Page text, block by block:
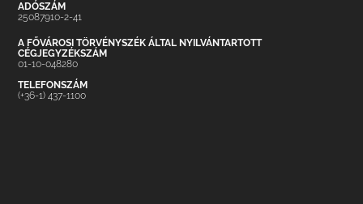
ADÓSZÁM
25087910-2-41
A FŐVÁROSI TÖRVÉNYSZÉK ÁLTAL NYILVÁNTARTOTT
CÉGJEGYZÉKSZÁM
01-10-048280
TELEFONSZÁM
(+36-1) 437-1100